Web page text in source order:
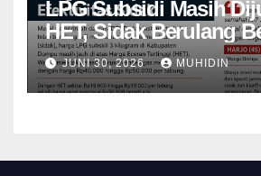
LPG Subsidi Masih
HET, Sidak Berulang
Mampu Menekan
JUNI 30, 2026 MUHIDIN